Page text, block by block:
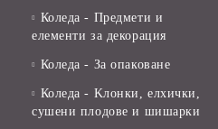
Коледа - Предмети и
елементи за декорация
Коледа - За опаковане
Коледа - Kлонки, елхички,
сушени плодове и шишарки